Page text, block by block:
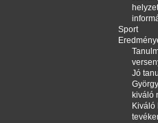
Sport
Jó
kiváló
Kiváló